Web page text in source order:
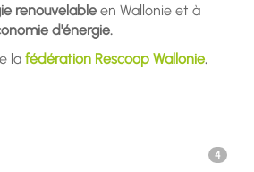
renouvelable en Wallonie et à
d'énergie.
la fédération Rescoop Wallonie.
4